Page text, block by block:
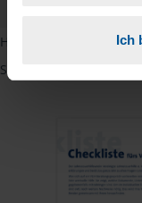
Ich
Hinweis:
Sie auf den Pfeil neben